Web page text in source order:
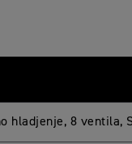
hladjenje, 8 ventila,